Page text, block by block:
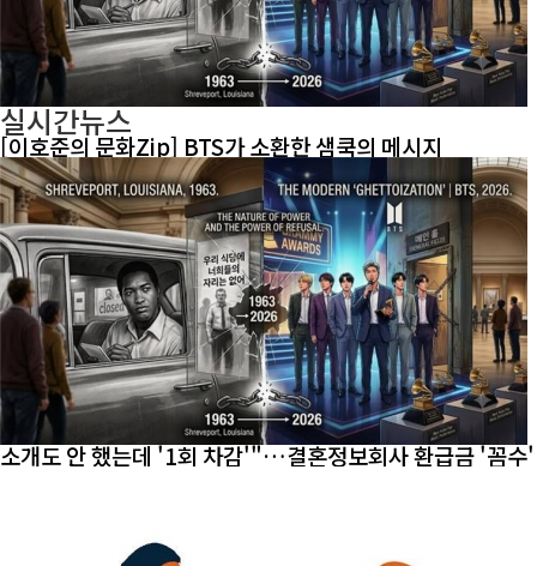
실시간뉴스
[이호준의 문화Zip] BTS가 소환한 샘쿡의 메시지
소개도 안 했는데 '1회 차감'"…결혼정보회사 환급금 '꼼수'